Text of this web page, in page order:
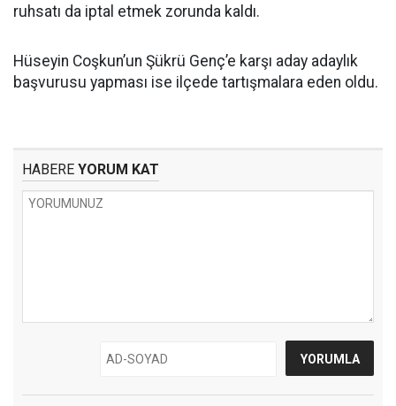
ruhsatı da iptal etmek zorunda kaldı.
Hüseyin Coşkun’un Şükrü Genç’e karşı aday adaylık
başvurusu yapması ise ilçede tartışmalara eden oldu.
HABERE YORUM KAT